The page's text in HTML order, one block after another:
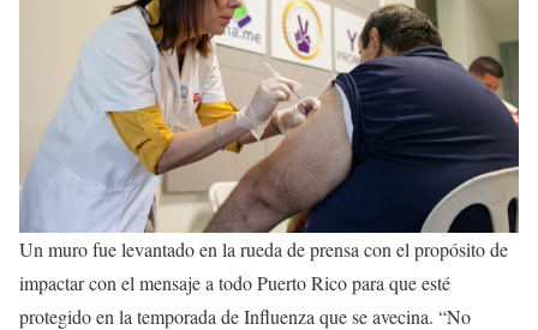
Un muro fue levantado en la rueda de prensa con el propósito de
impactar con el mensaje a todo Puerto Rico para que esté
protegido en la temporada de Influenza que se avecina. “No